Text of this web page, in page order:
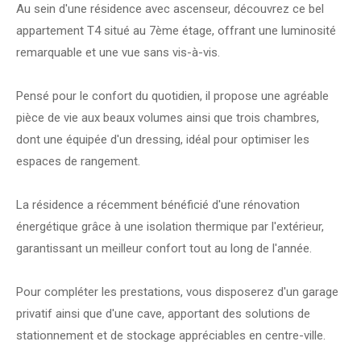
Au sein d'une résidence avec ascenseur, découvrez ce bel
appartement T4 situé au 7ème étage, offrant une luminosité
remarquable et une vue sans vis-à-vis.
Pensé pour le confort du quotidien, il propose une agréable
pièce de vie aux beaux volumes ainsi que trois chambres,
dont une équipée d'un dressing, idéal pour optimiser les
espaces de rangement.
La résidence a récemment bénéficié d'une rénovation
énergétique grâce à une isolation thermique par l'extérieur,
garantissant un meilleur confort tout au long de l'année.
Pour compléter les prestations, vous disposerez d'un garage
privatif ainsi que d'une cave, apportant des solutions de
stationnement et de stockage appréciables en centre-ville.